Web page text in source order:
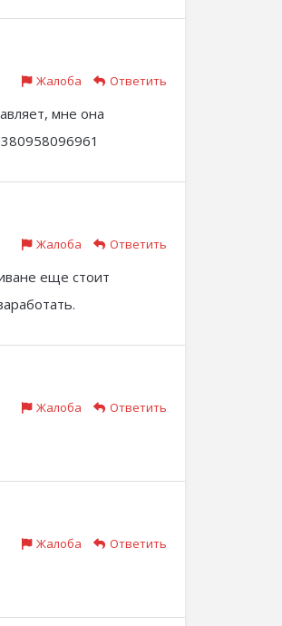
Жалоба Ответить
мне она
Жалоба Ответить
еще стоит
Жалоба Ответить
Жалоба Ответить